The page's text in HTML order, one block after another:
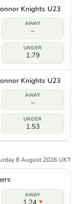
Knights U23
–
1.79
Knights U23
–
1.53
8 August 2026 UKT